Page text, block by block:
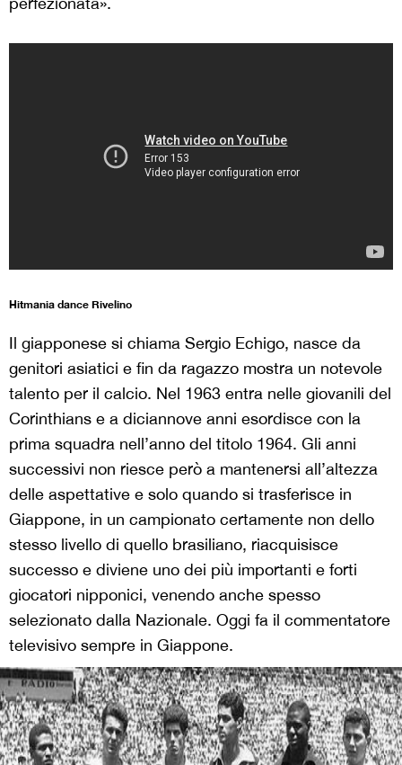
Hitmania dance Rivelino
Il giapponese si chiama Sergio Echigo, nasce da
genitori asiatici e fin da ragazzo mostra un notevole
talento per il calcio. Nel 1963 entra nelle giovanili del
Corinthians e a diciannove anni esordisce con la
prima squadra nell’anno del titolo 1964. Gli anni
successivi non riesce però a mantenersi all’altezza
delle aspettative e solo quando si trasferisce in
Giappone, in un campionato certamente non dello
stesso livello di quello brasiliano, riacquisisce
successo e diviene uno dei più importanti e forti
giocatori nipponici, venendo anche spesso
selezionato dalla Nazionale. Oggi fa il commentatore
televisivo sempre in Giappone.